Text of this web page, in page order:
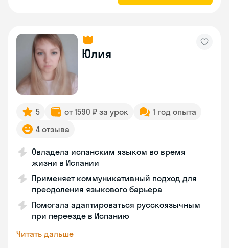
Юлия
5 от 1590 ₽ за урок
1 год опыта
4 отзыва
Овладела испанским языком во время
жизни в Испании
Применяет коммуникативный подход для
преодоления языкового барьера
Помогала адаптироваться русскоязычным
при переезде в Испанию
Читать дальше